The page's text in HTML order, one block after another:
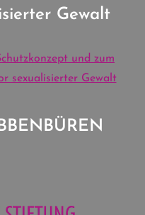
Gewalt
und zum
sexualisierter Gewalt